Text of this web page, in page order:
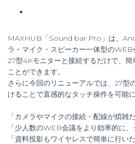
MAXHUB「Sound bar Pro」は、
ラ・マイク・スピーカー一体型のWEB
27型4Kモニターと接続するだけで、
ことができます。
さらに今回のリニューアルでは、27型
けることで直感的なタッチ操作を可能
「カメラやマイクの接続・配線が煩雑だ
「少人数のWEB会議をより効率的に、
「資料投影もワイヤレスで簡単に行いた